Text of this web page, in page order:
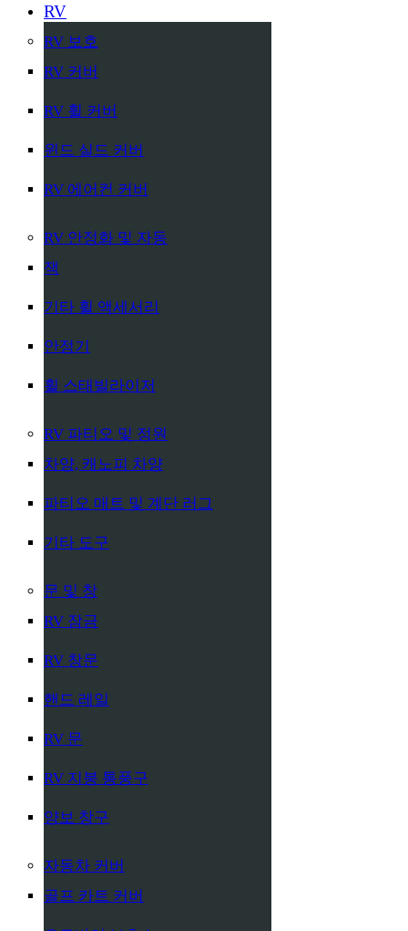
RV
RV 보호
RV 커버
RV 휠 커버
윈드 실드 커버
RV 에어컨 커버
RV 안정화 및 자동
잭
기타 휠 액세서리
안정기
휠 스태빌라이저
RV 파티오 및 정원
차양, 캐노피 차양
파티오 매트 및 계단 러그
기타 도구
문 및 창
RV 잠금
RV 창문
핸드 레일
RV 문
RV 지붕 통풍구
양보 창구
자동차 커버
골프 카트 커버